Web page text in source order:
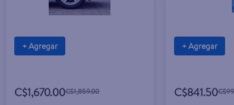
+ Agregar
C$1,670.00C$1,859.00
+ Agregar
C$841.50